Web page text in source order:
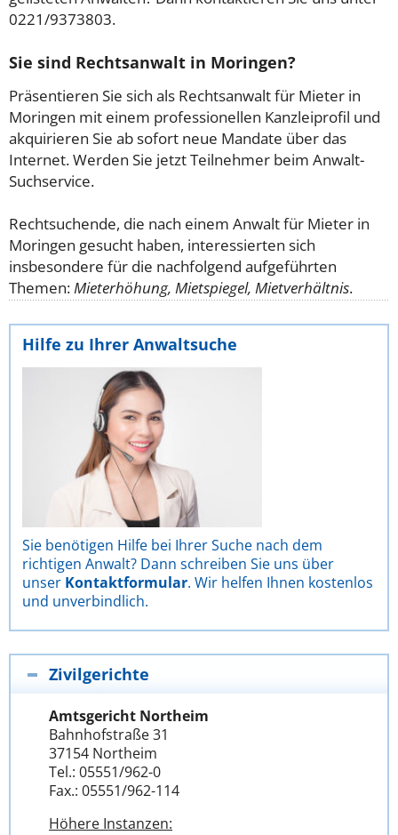
0221/9373803.
Sie sind Rechtsanwalt in Moringen?
Präsentieren Sie sich als Rechtsanwalt für Mieter in
Moringen mit einem professionellen Kanzleiprofil und
akquirieren Sie ab sofort neue Mandate über das
Internet. Werden Sie jetzt Teilnehmer beim Anwalt-
Suchservice.
Rechtsuchende, die nach einem Anwalt für Mieter in
Moringen gesucht haben, interessierten sich
insbesondere für die nachfolgend aufgeführten
Themen:Mieterhöhung, Mietspiegel, Mietverhältnis.
Hilfe zu Ihrer Anwaltsuche
Sie benötigen Hilfe bei Ihrer Suche nach dem
richtigen Anwalt? Dann schreiben Sie uns über
unser Kontaktformular. Wir helfen Ihnen kostenlos
und unverbindlich.
Zivilgerichte
Amtsgericht Northeim
Bahnhofstraße 31
37154 Northeim
Tel.: 05551/962-0
Fax.: 05551/962-114
Höhere Instanzen: